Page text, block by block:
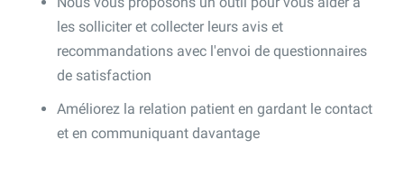
les solliciter et collecter leurs avis et
recommandations avec l'envoi de questionnaires
de satisfaction
Améliorez la relation patient en gardant le contact
et en communiquant davantage